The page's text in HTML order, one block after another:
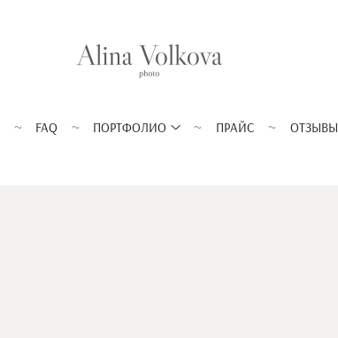
FAQ ПОРТФОЛИО ПРАЙС ОТЗЫВЫ